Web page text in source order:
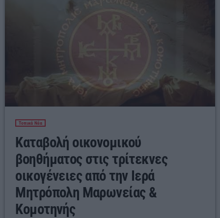
Τοπικά Νέα
Kαταβολή οικονομικού
βοηθήματος στις τρίτεκνες
οικογένειες από την Ιερά
Μητρόπολη Μαρωνείας &
Κομοτηνής